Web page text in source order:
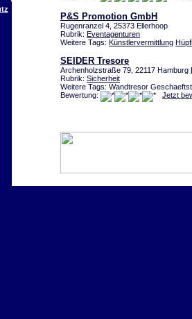
P&S Promotion GmbH
Rugenranzel 4, 25373 Ellerhoop
Rubrik: Eventagenturen
Weitere Tags: Künstlervermittlung
SEIDER Tresore
Archenholzstraße 79, 22117 Hamburg
Rubrik: Sicherheit
Weitere Tags: Wandtresor
Bewertung:
Jetzt